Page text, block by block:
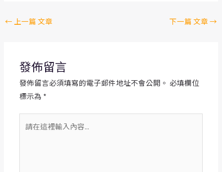
Post
← 上一篇 文章 下一篇 文章→
發佈留言
發佈留言必須填寫的電子郵件地址不會公開。 必填欄位
標示為 *
在